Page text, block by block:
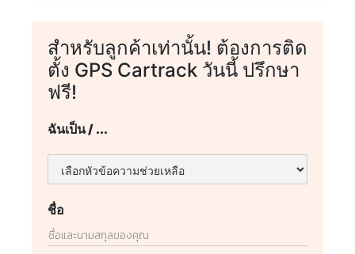
สำหรับลูกค้าเท่านั้น! ต้องการติด
ตั้ง GPS Cartrack วันนี้ ปรึกษา
ฟรี!
ฉันเป็น / ...
ชื่อ